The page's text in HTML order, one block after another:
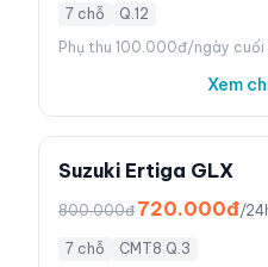
7 chỗ
Q.12
Phụ thu 100.000đ/ngày cuối
Xem
Suzuki Ertiga GLX
800.000đ 720.000đ/
7 chỗ CMT8 Q.3